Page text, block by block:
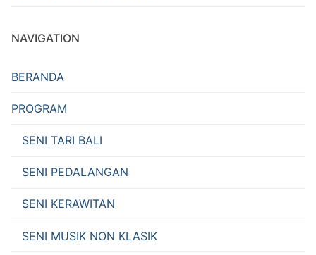
NAVIGATION
BERANDA
PROGRAM
SENI TARI BALI
SENI PEDALANGAN
SENI KERAWITAN
SENI MUSIK NON KLASIK